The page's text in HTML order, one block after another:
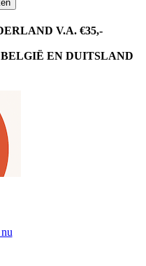
V.A. €35,-
EN DUITSLAND